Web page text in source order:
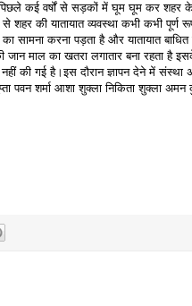
कई वर्षों से सड़कों में घूम घूम कर शहर
की यातायात व्यवस्था कभी कभी पूर्ण
सामना करना पड़ता है और यातायात
माल का खतरा लगातार बना रहता है
की गई है।इस दौरान ज्ञापन देने में संस्था
पवन शर्मा आशा शुक्ला निकिता शुक्ला